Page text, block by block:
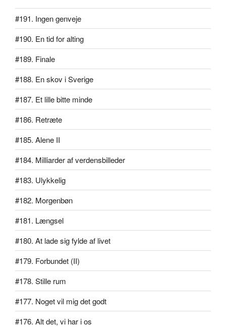
#191. Ingen genveje
#190. En tid for alting
#189. Finale
#188. En skov i Sverige
#187. Et lille bitte minde
#186. Retræte
#185. Alene II
#184. Milliarder af verdensbilleder
#183. Ulykkelig
#182. Morgenbøn
#181. Længsel
#180. At lade sig fylde af livet
#179. Forbundet (II)
#178. Stille rum
#177. Noget vil mig det godt
#176. Alt det, vi har i os